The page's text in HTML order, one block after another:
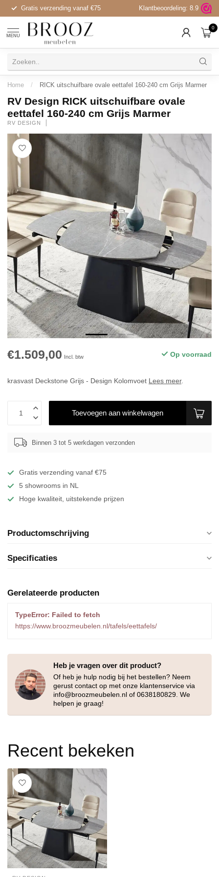
Gratis verzending vanaf €75 5 showrooms in NL
Klantbeoordeling: 8.9
MENU
0
Home / RICK uitschuifbare ovale eettafel 160-240 cm Grijs Marmer
RV Design RICK uitschuifbare ovale
eettafel 160-240 cm Grijs Marmer
RV DESIGN
€1.509,00 Incl. btw Op voorraad
krasvast Deckstone Grijs - Design Kolomvoet Lees meer.
Toevoegen aan winkelwagen
Binnen 3 tot 5 werkdagen verzonden
Gratis verzending vanaf €75
5 showrooms in NL
Hoge kwaliteit, uitstekende prijzen
Productomschrijving
Specificaties
Gerelateerde producten
TypeError: Failed to fetch
https://www.broozmeubelen.nl/tafels/eettafels/
Heb je vragen over dit product?
Of heb je hulp nodig bij het bestellen? Neem
gerust contact op met onze klantenservice via
info@broozmeubelen.nl of 0638180829. We
helpen je graag!
Recent bekeken